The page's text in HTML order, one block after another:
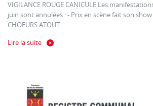
VIGILANCE ROUGE CANICULE Les
juin sont annulées : - Prix en scène fait son
CHOEURS ATOUT...
Lire la suite